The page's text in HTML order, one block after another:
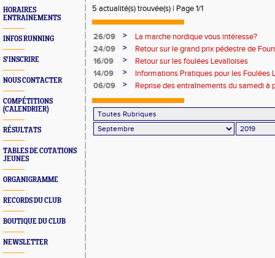
HORAIRES
ENTRAINEMENTS
INFOS RUNNING
S'INSCRIRE
NOUS CONTACTER
COMPÉTITIONS
(CALENDRIER)
RÉSULTATS
TABLES DE COTATIONS
JEUNES
ORGANIGRAMME
RECORDS DU CLUB
BOUTIQUE DU CLUB
NEWSLETTER
5 actualité(s) trouvée(s) | Page 1/1
26/09 >
La marche nordique vous intéresse?
24/09
>
Retour sur le grand prix pédestre de
16/09
>
Retour sur les foulées Levalloises
14/09
>
Informations Pratiques pour les Foulées
06/09
> Reprise des entraînements du samedi à